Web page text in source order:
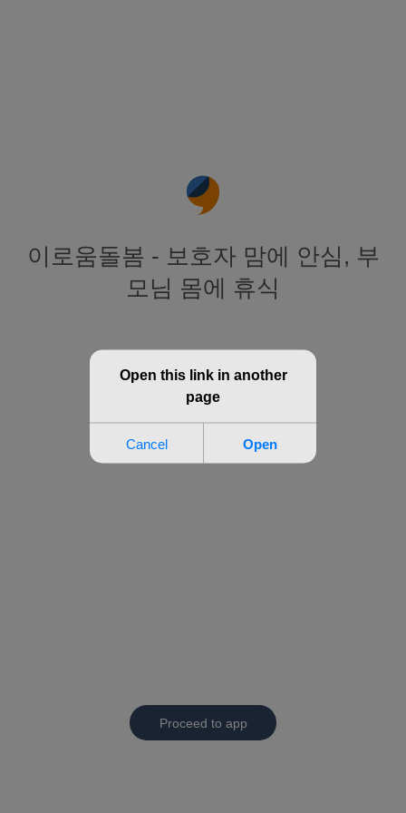
이로움돌봄 - 보호자 맘에 안심, 부
모님 몸에 휴식
Proceed to app